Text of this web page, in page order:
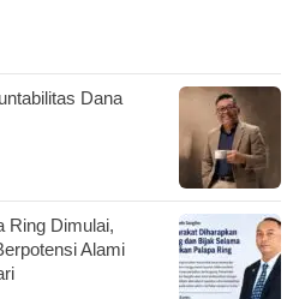
Dana
Ring Dimulai,
Alami